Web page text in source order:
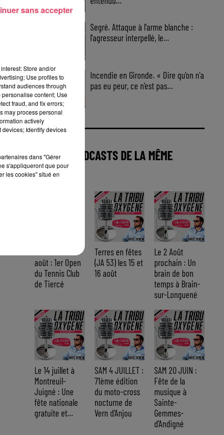
Segré. Attaque à l'arme blanche :
l'agresseur interpellé, le...
Incendie en Gironde. « Dire qu'on n'a
pas eu peur, ce n'est pas...
AUTRES PODCASTS DE LA MÊME
CATÉGORIE
août : 1er Open
du Tennis Club
de Tiercé
Terres en fêtes
(JA 53) les 15 et
16 août
Le 2 Août
prochain : Un
brain de bon
temps à Brain-
sur-Longuené
Le 14 juillet à
Montreuil-
Juigné : Une
fête nationale
gratuite et...
SAM 4 JUILLET :
71ème édition
du moto-cross
nocturne de
Vern d'Anjou
SAM 20 JUIN :
Fête de la
musique à
Sainte-
Gemmes-
d’Andigné
Store and/or
Use profiles to
audiences through
content; Use
fraud, and fix errors;
may process personal
actively
Identify devices
dans "Gérer
s'appliqueront que pour
les cookies" situé en
sans accepter